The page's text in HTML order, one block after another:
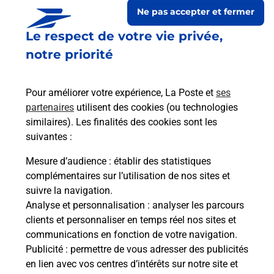
Le respect de votre vie privée,
notre priorité
Pour améliorer votre expérience, La Poste et ses
partenaires utilisent des cookies (ou technologies
similaires). Les finalités des cookies sont les
suivantes :
Mesure d’audience : établir des statistiques
complémentaires sur l’utilisation de nos sites et
suivre la navigation.
Analyse et personnalisation : analyser les parcours
clients et personnaliser en temps réel nos sites et
communications en fonction de votre navigation.
Publicité : permettre de vous adresser des publicités
en lien avec vos centres d’intérêts sur notre site et
Ne pas accepter et fermer
Collecte du courrier aujourd'hui à 09h00
1 Route Du Col De Vote
26170 Benivay Ollon
Itinéraire
Le lien s'ouvre dans un nouvel onglet